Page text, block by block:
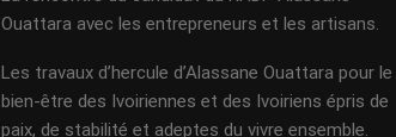
Ouattara avec les entrepreneurs et les artisans.
Les travaux d’hercule d’Alassane Ouattara pour le
bien-être des Ivoiriennes et des Ivoiriens épris de
paix, de stabilité et adeptes du vivre ensemble.